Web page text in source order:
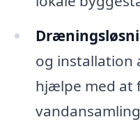
og installation
hjælpe med at